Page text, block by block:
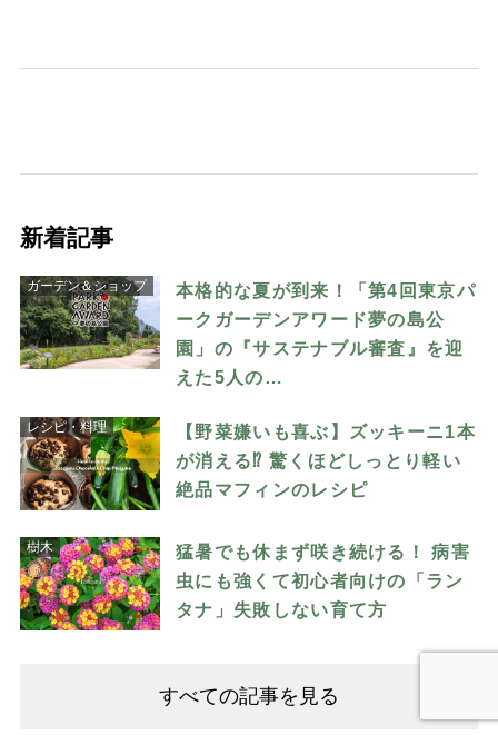
新着記事
ガーデン＆ショップ
本格的な夏が到来！「第4回東京パ
ークガーデンアワード夢の島公
園」の『サステナブル審査』を迎
えた5人の…
レシピ・料理
【野菜嫌いも喜ぶ】ズッキーニ1本
が消える⁉︎ 驚くほどしっとり軽い
絶品マフィンのレシピ
樹木
猛暑でも休まず咲き続ける！ 病害
虫にも強くて初心者向けの「ラン
タナ」失敗しない育て方
すべての記事を見る